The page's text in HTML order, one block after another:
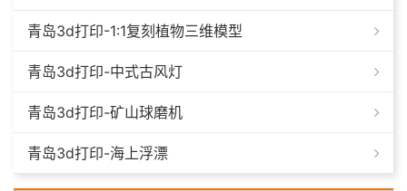
青岛3d打印-1:1复刻植物三维模型
青岛3d打印-中式古风灯
青岛3d打印-矿山球磨机
青岛3d打印-海上浮漂